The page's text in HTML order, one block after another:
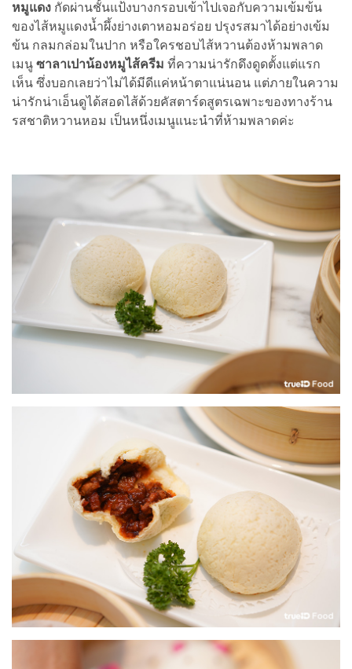
หมูแดง กัดผ่านชั้นแป้งบางกรอบเข้าไปเจอกับความเข้มข้น
ของไส้หมูแดงน้ำผึ้งย่างเตาหอมอร่อย ปรุงรสมาได้อย่างเข้ม
ข้น กลมกล่อมในปาก หรือใครชอบไส้หวานต้องห้ามพลาด
เมนู ซาลาเปาน้องหมูไส้ครีม ที่ความน่ารักดึงดูดตั้งแต่แรก
เห็น ซึ่งบอกเลยว่าไม่ได้มีดีแค่หน้าตาแน่นอน แต่ภายในความ
น่ารักน่าเอ็นดูได้สอดไส้ด้วยคัสตาร์ดสูตรเฉพาะของทางร้าน
รสชาติหวานหอม เป็นหนึ่งเมนูแนะนำที่ห้ามพลาดค่ะ